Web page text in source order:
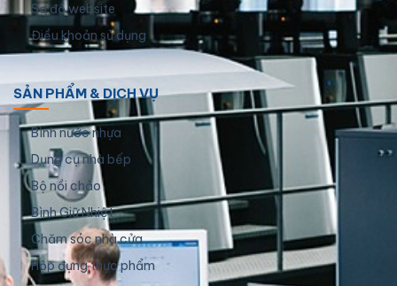
Sơ đồ website
Điều khoản sử dụng
SẢN PHẨM & DỊCH VỤ
Bình nước nhựa
Dụng cụ nhà bếp
Bộ nồi chảo
Bình Giữ Nhiệt
Chăm sóc nhà cửa
Hộp đựng thực phẩm